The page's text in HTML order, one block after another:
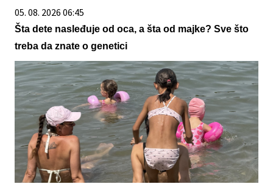
05. 08. 2026 06:45
Šta dete nasleđuje od oca, a šta od majke? Sve što
treba da znate o genetici